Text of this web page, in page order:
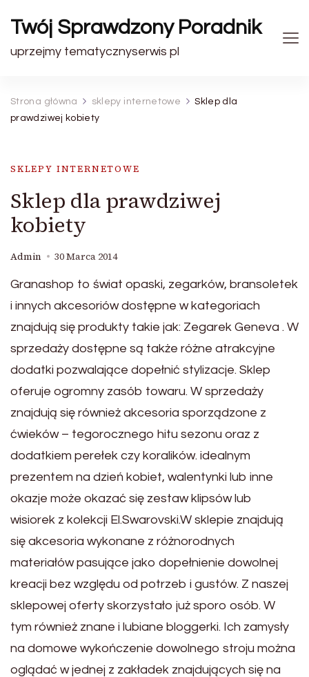
Twój Sprawdzony Poradnik
uprzejmy tematycznyserwis pl
Strona główna sklepy internetowe
Sklep dla
prawdziwej kobiety
SKLEPY INTERNETOWE
Sklep dla prawdziwej
kobiety
Admin 30 Marca 2014
Granashop to świat opaski, zegarków, bransoletek
i innych akcesoriów dostępne w kategoriach
znajdują się produkty takie jak: Zegarek Geneva . W
sprzedaży dostępne są także różne atrakcyjne
dodatki pozwalające dopełnić stylizacje. Sklep
oferuje ogromny zasób towaru. W sprzedaży
znajdują się również akcesoria sporządzone z
ćwieków – tegorocznego hitu sezonu oraz z
dodatkiem perełek czy koralików. idealnym
prezentem na dzień kobiet, walentynki lub inne
okazje może okazać się zestaw klipsów lub
wisiorek z kolekcji El.Swarovski.W sklepie znajdują
się akcesoria wykonane z różnorodnych
materiałów pasujące jako dopełnienie dowolnej
kreacji bez względu od potrzeb i gustów. Z naszej
sklepowej oferty skorzystało już sporo osób. W
tym również znane i lubiane bloggerki. Ich zamysły
na domowe wykończenie dowolnego stroju można
oglądać w jednej z zakładek znajdujących się na